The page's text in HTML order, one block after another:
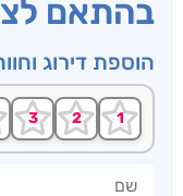
בהתאם
הוספת דירוג